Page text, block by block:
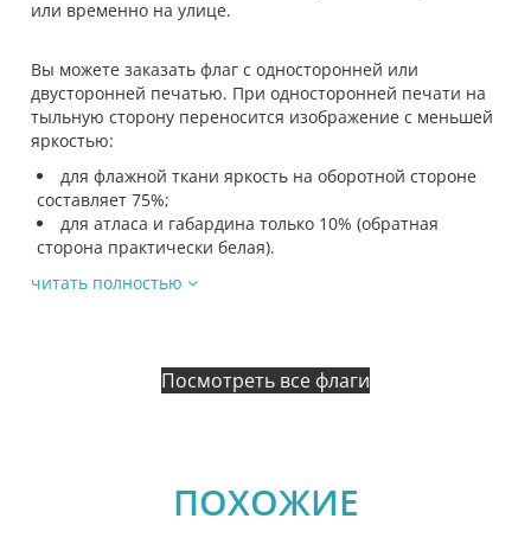
или временно на улице.
Вы можете заказать флаг с односторонней или
двусторонней печатью. При односторонней печати на
тыльную сторону переносится изображение с меньшей
яркостью:
для флажной ткани яркость на оборотной стороне
составляет 75%;
для атласа и габардина только 10% (обратная
сторона практически белая).
читать полностью
Посмотреть все флаги
ПОХОЖИЕ